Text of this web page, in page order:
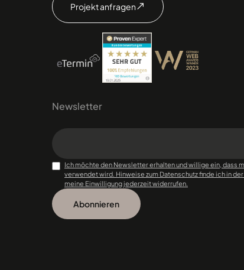
Projekt anfragen
Newsletter
Ich möchte den Newsletter erhalten und willige ein, dass
verwendet wird. Hinweise zum Datenschutz finde ich in
meine Einwilligung jederzeit widerrufen.